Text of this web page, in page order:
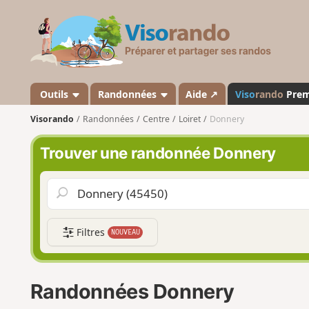
s
a
n
o
Outils Randonnées Aide ↗ Visorando
Visorando Randonnées Centre Loiret Donnery
Trouver une randonnée Donnery
Filtres NOUVEAU
Randonnées Donnery